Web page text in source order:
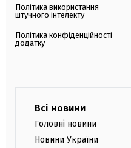
Політика використання
штучного інтелекту
Політика конфіденційності
додатку
Всі новини
Головні новини
Новини України